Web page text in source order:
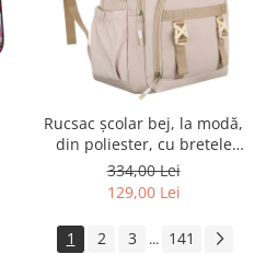
Rucsac școlar bej, la modă,
din poliester, cu bretele
reglabile - Peterson PTR-PTN
8594-1389 BEIGE
334,00 Lei
129,00 Lei
1 2 3 ... 141